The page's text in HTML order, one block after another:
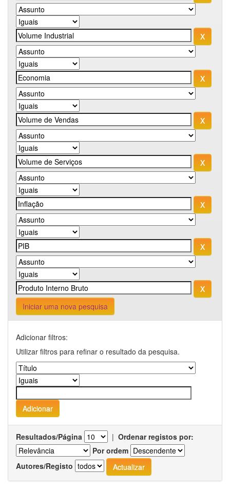
Iniciar uma nova pesquisa
Adicionar filtros:
Utilizar filtros para refinar o resultado da pesquisa.
Resultados/Página | Ordenar registos por:
Por ordem
Autores/Registo